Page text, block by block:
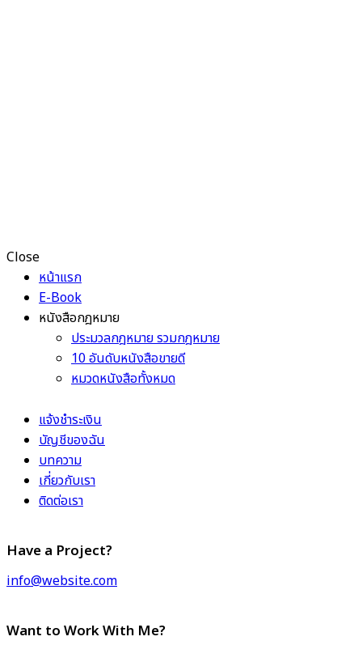
Close
หน้าแรก
E-Book
หนังสือกฎหมาย
ประมวลกฎหมาย รวมกฎหมาย
10 อันดับหนังสือขายดี
หมวดหนังสือทั้งหมด
แจ้งชำระเงิน
บัญชีของฉัน
บทความ
เกี่ยวกับเรา
ติดต่อเรา
Have a Project?
info@website.com
Want to Work With Me?